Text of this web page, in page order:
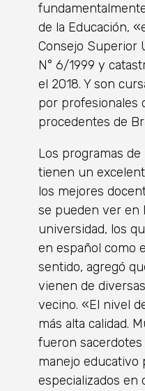
de la Educación,
Consejo Superior
N° 6/1999 y
el 2018. Y son
por profesionales
procedentes de
Los programas de
tienen un
los mejores
se pueden ver en
universidad, los
en español como
sentido, agregó
vienen de
vecino. «El nivel
más alta calidad.
fueron
manejo educativo
especializados en